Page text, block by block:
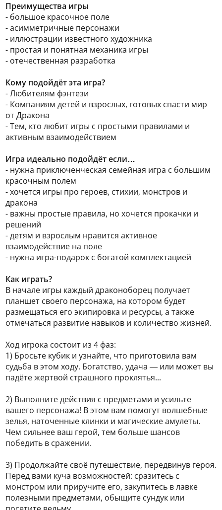
Преимущества игры
- большое красочное поле
- асимметричные персонажи
- иллюстрации известного художника
- простая и понятная механика игры
- отечественная разработка
Кому подойдёт эта игра?
- Любителям фэнтези
- Компаниям детей и взрослых, готовых спасти мир
от Дракона
- Тем, кто любит игры с простыми правилами и
активным взаимодействием
Игра идеально подойдёт если…
- нужна приключенческая семейная игра с большим
красочным полем
- хочется игры про героев, стихии, монстров и
дракона
- важны простые правила, но хочется прокачки и
решений
- детям и взрослым нравится активное
взаимодействие на поле
- нужна игра-подарок с богатой комплектацией
Как играть?
В начале игры каждый драконоборец получает
планшет своего персонажа, на котором будет
размещаться его экипировка и ресурсы, а также
отмечаться развитие навыков и количество жизней.
Ход игрока состоит из 4 фаз:
1) Бросьте кубик и узнайте, что приготовила вам
судьба в этом ходу. Богатство, удача — или может вы
падёте жертвой страшного проклятья...
2) Выполните действия с предметами и усильте
вашего персонажа! В этом вам помогут волшебные
зелья, наточенные клинки и магические амулеты.
Чем сильнее ваш герой, тем больше шансов
победить в сражении.
3) Продолжайте своё путешествие, передвинув героя.
Перед вами куча возможностей: сразитесь с
монстром или приручите его, закупитесь в лавке
полезными предметами, обыщите сундук или